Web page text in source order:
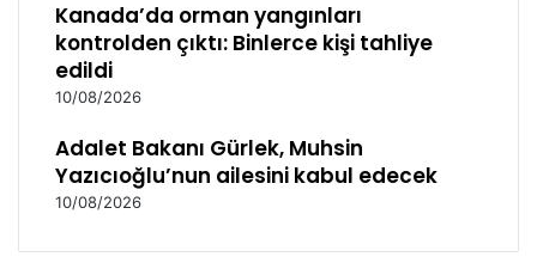
Kanada’da orman yangınları
kontrolden çıktı: Binlerce kişi tahliye
edildi
10/08/2026
Adalet Bakanı Gürlek, Muhsin
Yazıcıoğlu’nun ailesini kabul edecek
10/08/2026